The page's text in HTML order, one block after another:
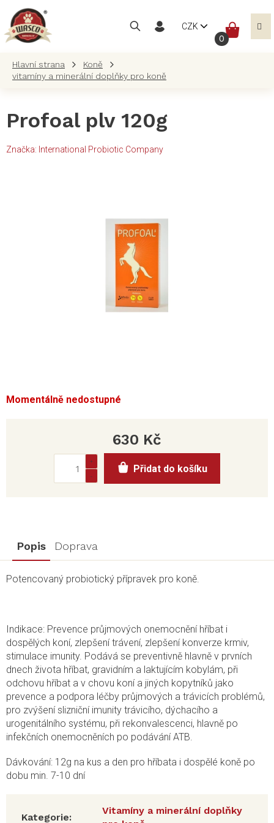
obsah
CZK
Koně
vitamíny a minerální doplňky pro koně
Profoal plv 120g
Značka: International Probiotic Company
Momentálně nedostupné
630 Kč
cena:
Přidat do košíku
Popis Doprava
Potencovaný probiotický přípravek pro koně.
Indikace: Prevence průjmových onemocnění hříbat i
dospělých koní, zlepšení trávení, zlepšení konverze krmiv,
stimulace imunity. Podává se preventivně hlavně v prvních
dnech života hříbat, gravidním a laktujícím kobylám, při
odchovu hříbat a v chovu koní a jiných kopytníků jako
prevence a podpora léčby průjmových a trávicích problémů,
pro zvýšení slizniční imunity trávicího, dýchacího a
urogenitálního systému, při rekonvalescenci, hlavně po
infekčních onemocněních po podávání ATB.
Dávkování: 12g na kus a den pro hříbata i dospělé koně po
dobu min. 7-10 dní
Kategorie:
Vitamíny a minerální doplňky